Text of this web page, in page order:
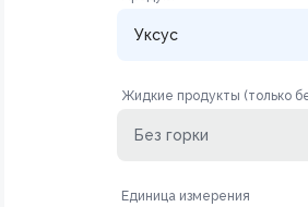
Жидкие продукты (только
Единица измерения